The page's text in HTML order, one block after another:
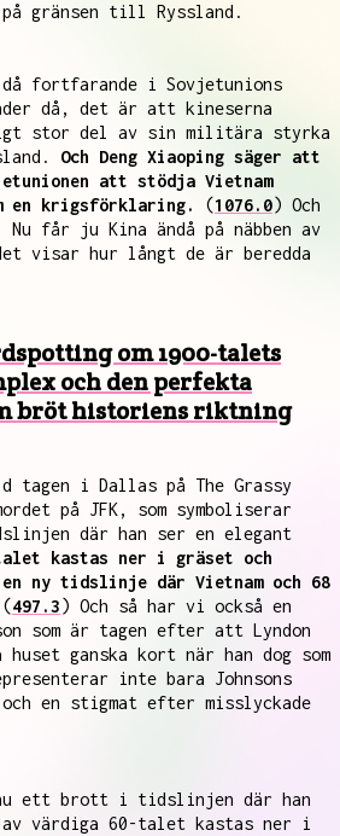
gränsen till Ryssland.
fortfarande i Sovjetunions
då, det är att kineserna
stor del av sin militära styrka
Och Deng Xiaoping säger att
att stödja Vietnam
en krigsförklaring.
(1076.0) Och
Nu får ju Kina ändå på näbben av
visar hur långt de är beredda
om 1900-talets
och den perfekta
bröt historiens riktning
tagen i Dallas på The Grassy
på JFK, som symboliserar
där han ser en elegant
kastas ner i gräset och
ny tidslinje där Vietnam och 68
(497.3) Och så har vi också en
som är tagen efter att Lyndon
huset ganska kort när han dog som
inte bara Johnsons
en stigmat efter misslyckade
ett brott i tidslinjen där han
värdiga 60-talet kastas ner i